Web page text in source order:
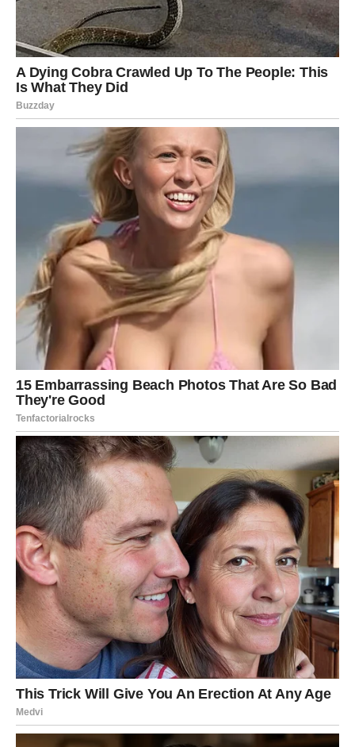
preko noći, već onda kada smo spremni da ih prihvatimo.
Za neke znakove kraj juna neće biti samo još jedan period
u godini. Biće početak priče koju će dugo pamtiti.